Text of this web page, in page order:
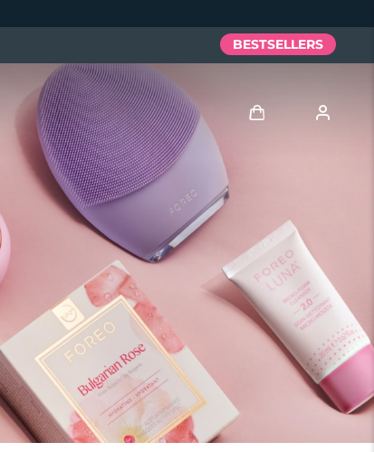
BESTSELLERS
Meine Geräte
Meine Bestellungen
Meine Adressen
Meine Abonnements